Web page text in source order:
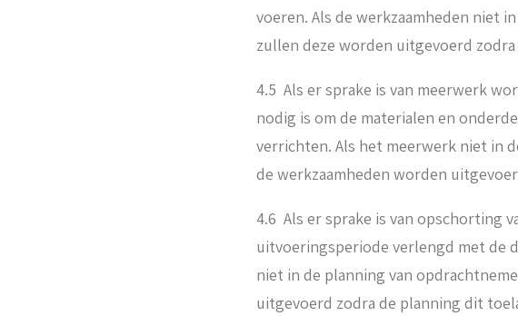
voeren. Als de werkzaamheden niet
zullen deze worden uitgevoerd
4.5 Als er sprake is van meerwerk
nodig is om de materialen en
verrichten. Als het meerwerk niet in
de werkzaamheden worden
4.6 Als er sprake is van opschorting
uitvoeringsperiode verlengd met de
niet in de planning van
uitgevoerd zodra de planning dit